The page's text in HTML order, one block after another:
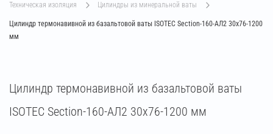
техническая изоляция цилиндры из минеральной ваты
Цилиндр термонавивной из базальтовой ваты ISOTEC Section-160-АЛ2 30х76-1200
мм
Цилиндр термонавивной из базальтовой ваты
ISOTEC Section-160-АЛ2 30х76-1200 мм